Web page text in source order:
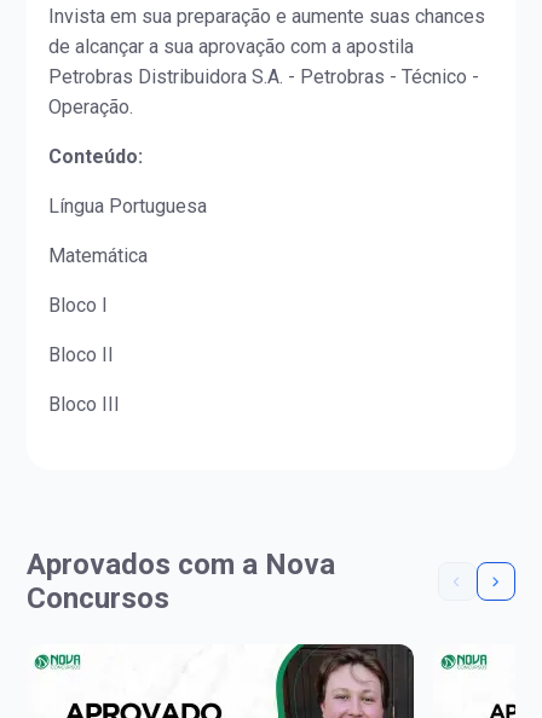
Invista em sua preparação e aumente suas chances
de alcançar a sua aprovação com a apostila
Petrobras Distribuidora S.A. - Petrobras - Técnico -
Operação.
Conteúdo:
Língua Portuguesa
Matemática
Bloco I
Bloco II
Bloco III
Aprovados com a Nova
Concursos